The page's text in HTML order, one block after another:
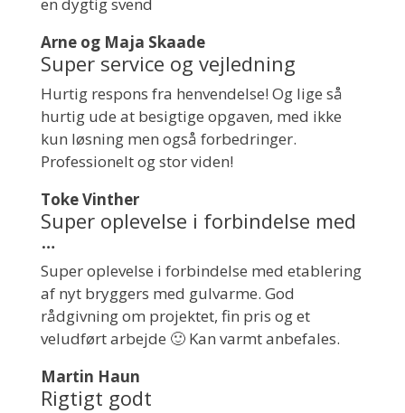
en dygtig svend
Arne og Maja Skaade
Super service og vejledning
Hurtig respons fra henvendelse! Og lige så
hurtig ude at besigtige opgaven, med ikke
kun løsning men også forbedringer.
Professionelt og stor viden!
Toke Vinther
Super oplevelse i forbindelse med
…
Super oplevelse i forbindelse med etablering
af nyt bryggers med gulvarme. God
rådgivning om projektet, fin pris og et
veludført arbejde 🙂 Kan varmt anbefales.
Martin Haun
Rigtigt godt